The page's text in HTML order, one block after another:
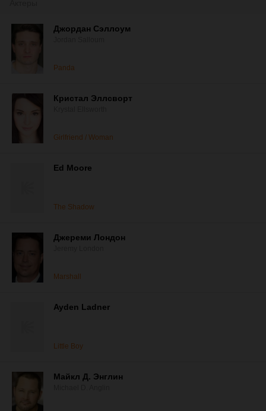
Джордан Сэллоум
Panda
Кристал Эллсворт
Girlfriend / Woman
Ed Moore
The Shadow
Джереми Лондон
Marshall
Ayden Ladner
Little Boy
Майкл Д. Энглин